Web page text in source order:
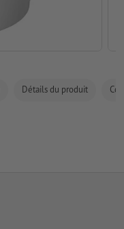
Détails du produit